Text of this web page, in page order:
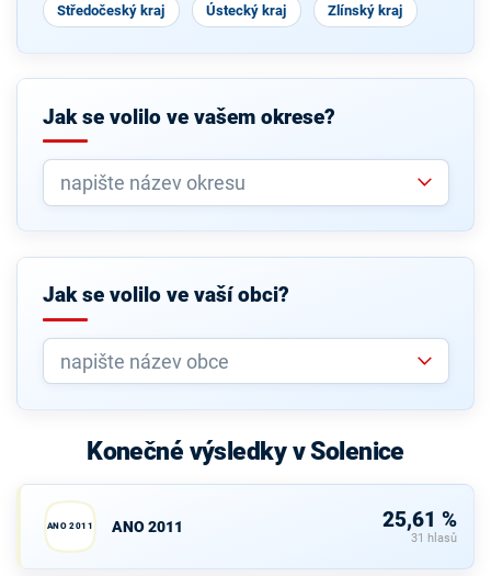
Středočeský kraj Ústecký kraj Zlínský kraj
Jak se volilo ve vašem okrese?
Jak se volilo ve vaší obci?
Konečné výsledky v Solenice
ANO 2011 ANO 2011 25,61 %
31 hlasů